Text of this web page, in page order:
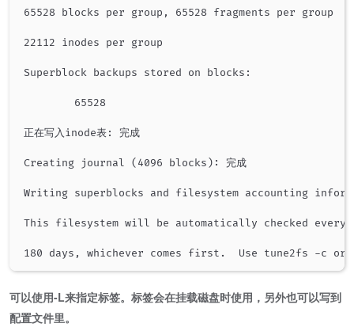
65528 blocks per group, 65528 fragments per group
22112 inodes per group
Superblock backups stored on blocks:
        65528
正在写入inode表: 完成
Creating journal (4096 blocks): 完成
Writing superblocks and filesystem accounting
This filesystem will be automatically checked every
可以使用-L来指定标签。标签会在挂载磁盘时使用，另外也可以写到
配置文件里。